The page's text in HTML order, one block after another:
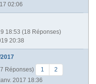
02:06
18:53 (18 Réponses)
20:38
Réponses) 1
2
2017 18:36